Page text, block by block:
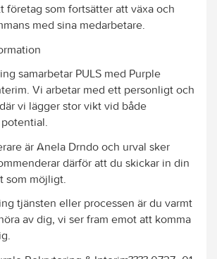
företag som fortsätter att växa och
med sina medarbetare.
samarbetar PULS med Purple
Vi arbetar med ett personligt och
vi lägger stor vikt vid både
är Anela Drndo och urval sker
därför att du skickar in din
som möjligt.
tjänsten eller processen är du varmt
av dig, vi ser fram emot att komma